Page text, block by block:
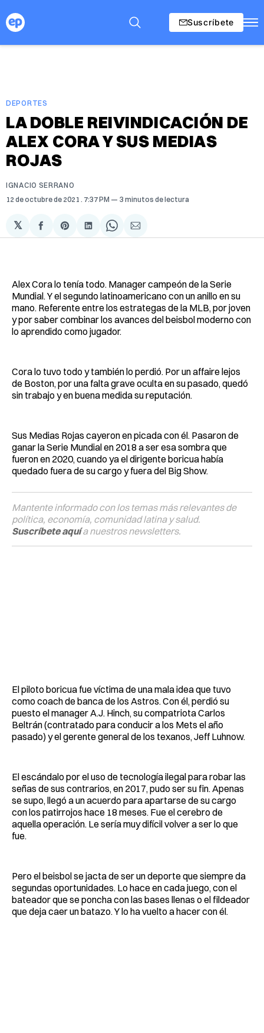
Suscríbete
DEPORTES
LA DOBLE REIVINDICACIÓN DE
ALEX CORA Y SUS MEDIAS
ROJAS
IGNACIO SERRANO
12 de octubre de 2021 . 7:37 PM 3 minutos de lectura
𝕏
Compartir
en
Share
on
Compartir
en
Share
on
Compartir
via
Alex Cora lo tenía todo. Manager campeón de la Serie
Mundial. Y el segundo latinoamericano con un anillo en su
mano. Referente entre los estrategas de la MLB, por joven
y por saber combinar los avances del beisbol moderno con
lo aprendido como jugador.
Cora lo tuvo todo y también lo perdió. Por un affaire lejos
de Boston, por una falta grave oculta en su pasado, quedó
sin trabajo y en buena medida su reputación.
Sus Medias Rojas cayeron en picada con él. Pasaron de
ganar la Serie Mundial en 2018 a ser esa sombra que
fueron en 2020, cuando ya el dirigente boricua había
quedado fuera de su cargo y fuera del Big Show.
Mantente informado con los temas más relevantes de
política, economía, comunidad latina y salud.
Suscríbete aquía nuestros newsletters.
El piloto boricua fue víctima de una mala idea que tuvo
como coach de banca de los Astros. Con él, perdió su
puesto el manager A.J. Hinch, su compatriota Carlos
Beltrán (contratado para conducir a los Mets el año
pasado) y el gerente general de los texanos, Jeff Luhnow.
El escándalo por el uso de tecnología ilegal para robar las
señas de sus contrarios, en 2017, pudo ser su fin. Apenas
se supo, llegó a un acuerdo para apartarse de su cargo
con los patirrojos hace 18 meses. Fue el cerebro de
aquella operación. Le sería muy difícil volver a ser lo que
fue.
Pero el beisbol se jacta de ser un deporte que siempre da
segundas oportunidades. Lo hace en cada juego, con el
bateador que se poncha con las bases llenas o el fildeador
que deja caer un batazo. Y lo ha vuelto a hacer con él.